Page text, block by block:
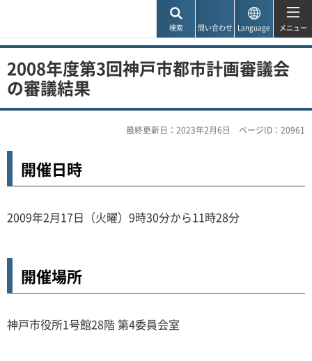
検索 問い合わせ Language メニュー
2008年度第3回神戸市都市計画審議会
の審議結果
最終更新日：2023年2月6日 ページID：20961
開催日時
2009年2月17日（火曜）9時30分から11時28分
開催場所
神戸市役所1号館28階 第4委員会室